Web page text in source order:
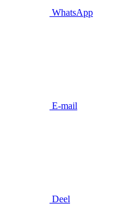
WhatsApp
E-mail
Deel